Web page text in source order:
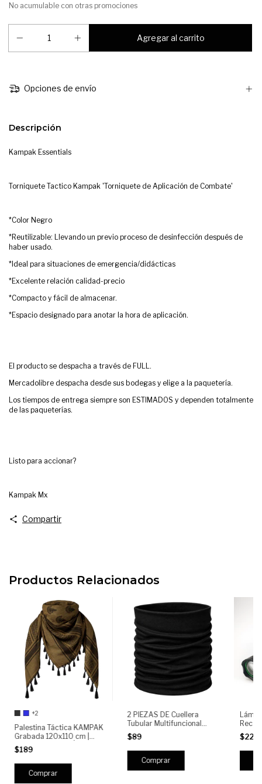
No acumulable con otras promociones
Opciones de envío
Descripción
Kampak Essentials
Torniquete Tactico Kampak 'Torniquete de Aplicación de Combate'
*Color Negro
*Reutilizable: Llevando un previo proceso de desinfección después de
haber usado.
*Ideal para situaciones de emergencia/didácticas
*Excelente relación calidad-precio
*Compacto y fácil de almacenar.
*Espacio designado para anotar la hora de aplicación.
El producto se despacha a través de FULL.
Mercadolibre despacha desde sus bodegas y elige a la paquetería.
Los tiempos de entrega siempre son ESTIMADOS y dependen totalmente
de las paqueterías.
Listo para accionar?
Kampak Mx
Compartir
Productos Relacionados
+2
Palestina Táctica KAMPAK
Grabada 120x110 cm |
Shemagh Militar Árabe con
Flecos | Bufanda
Multifuncional Outdoor
Caza Motociclismo Airsoft
$189
Comprar
2 PIEZAS DE Cuellera
Tubular Multifuncional
Unisex BK01 KAMPAK |
Deportivo Táctico Outdoor
para Moto, Ciclismo,
Running y Camping
$89 $229